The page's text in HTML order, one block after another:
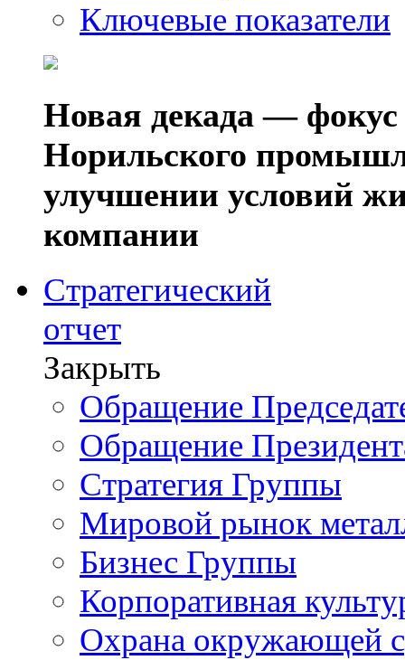
Ключевые показатели
Новая декада — фокус
Норильского
улучшении условий
компании
Стратегический
отчет
Закрыть
Обращение
Обращение
Стратегия Группы
Мировой рынок
Бизнес Группы
Корпоративная
Охрана окружающей